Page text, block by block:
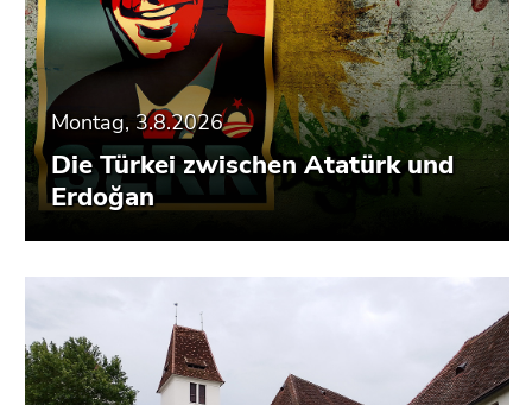
Montag, 3.8.2026
Die Türkei zwischen Atatürk und
Erdoğan